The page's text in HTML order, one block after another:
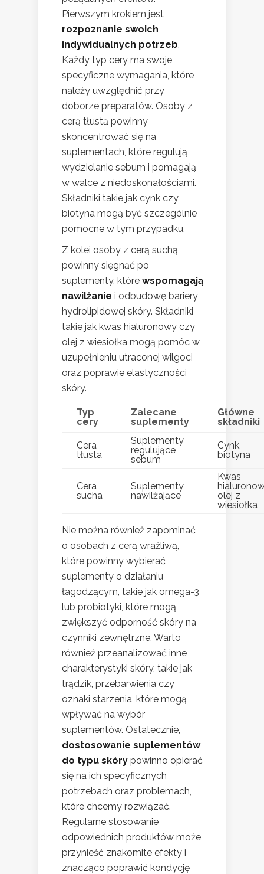
Pierwszym krokiem jest
rozpoznanie swoich
indywidualnych potrzeb.
Każdy typ cery ma swoje
specyficzne wymagania, które
należy uwzględnić przy
doborze preparatów. Osoby z
cerą tłustą powinny
skoncentrować się na
suplementach, które regulują
wydzielanie sebum i pomagają
w walce z niedoskonałościami.
Składniki takie jak cynk czy
biotyna mogą być szczególnie
pomocne w tym przypadku.
Z kolei osoby z cerą suchą
powinny sięgnąć po
suplementy, które wspomagają
nawilżanie i odbudowę bariery
hydrolipidowej skóry. Składniki
takie jak kwas hialuronowy czy
olej z wiesiołka mogą pomóc w
uzupełnieniu utraconej wilgoci
oraz poprawie elastyczności
skóry.
Typ
cery
Zalecane
suplementy
Główne
składniki
Cera
tłusta
Suplementy
regulujące
sebum
Cynk,
biotyna
Cera
sucha
Suplementy
nawilżające
Kwas
olej z
wiesiołka
Nie można również zapominać
o osobach z cerą wrażliwą,
które powinny wybierać
suplementy o działaniu
łagodzącym, takie jak omega-3
lub probiotyki, które mogą
zwiększyć odporność skóry na
czynniki zewnętrzne. Warto
również przeanalizować inne
charakterystyki skóry, takie jak
trądzik, przebarwienia czy
oznaki starzenia, które mogą
wpływać na wybór
suplementów. Ostatecznie,
dostosowanie suplementów
do typu skóry powinno opierać
się na ich specyficznych
potrzebach oraz problemach,
które chcemy rozwiązać.
Regularne stosowanie
odpowiednich produktów może
przynieść znakomite efekty i
znacząco poprawić kondycję